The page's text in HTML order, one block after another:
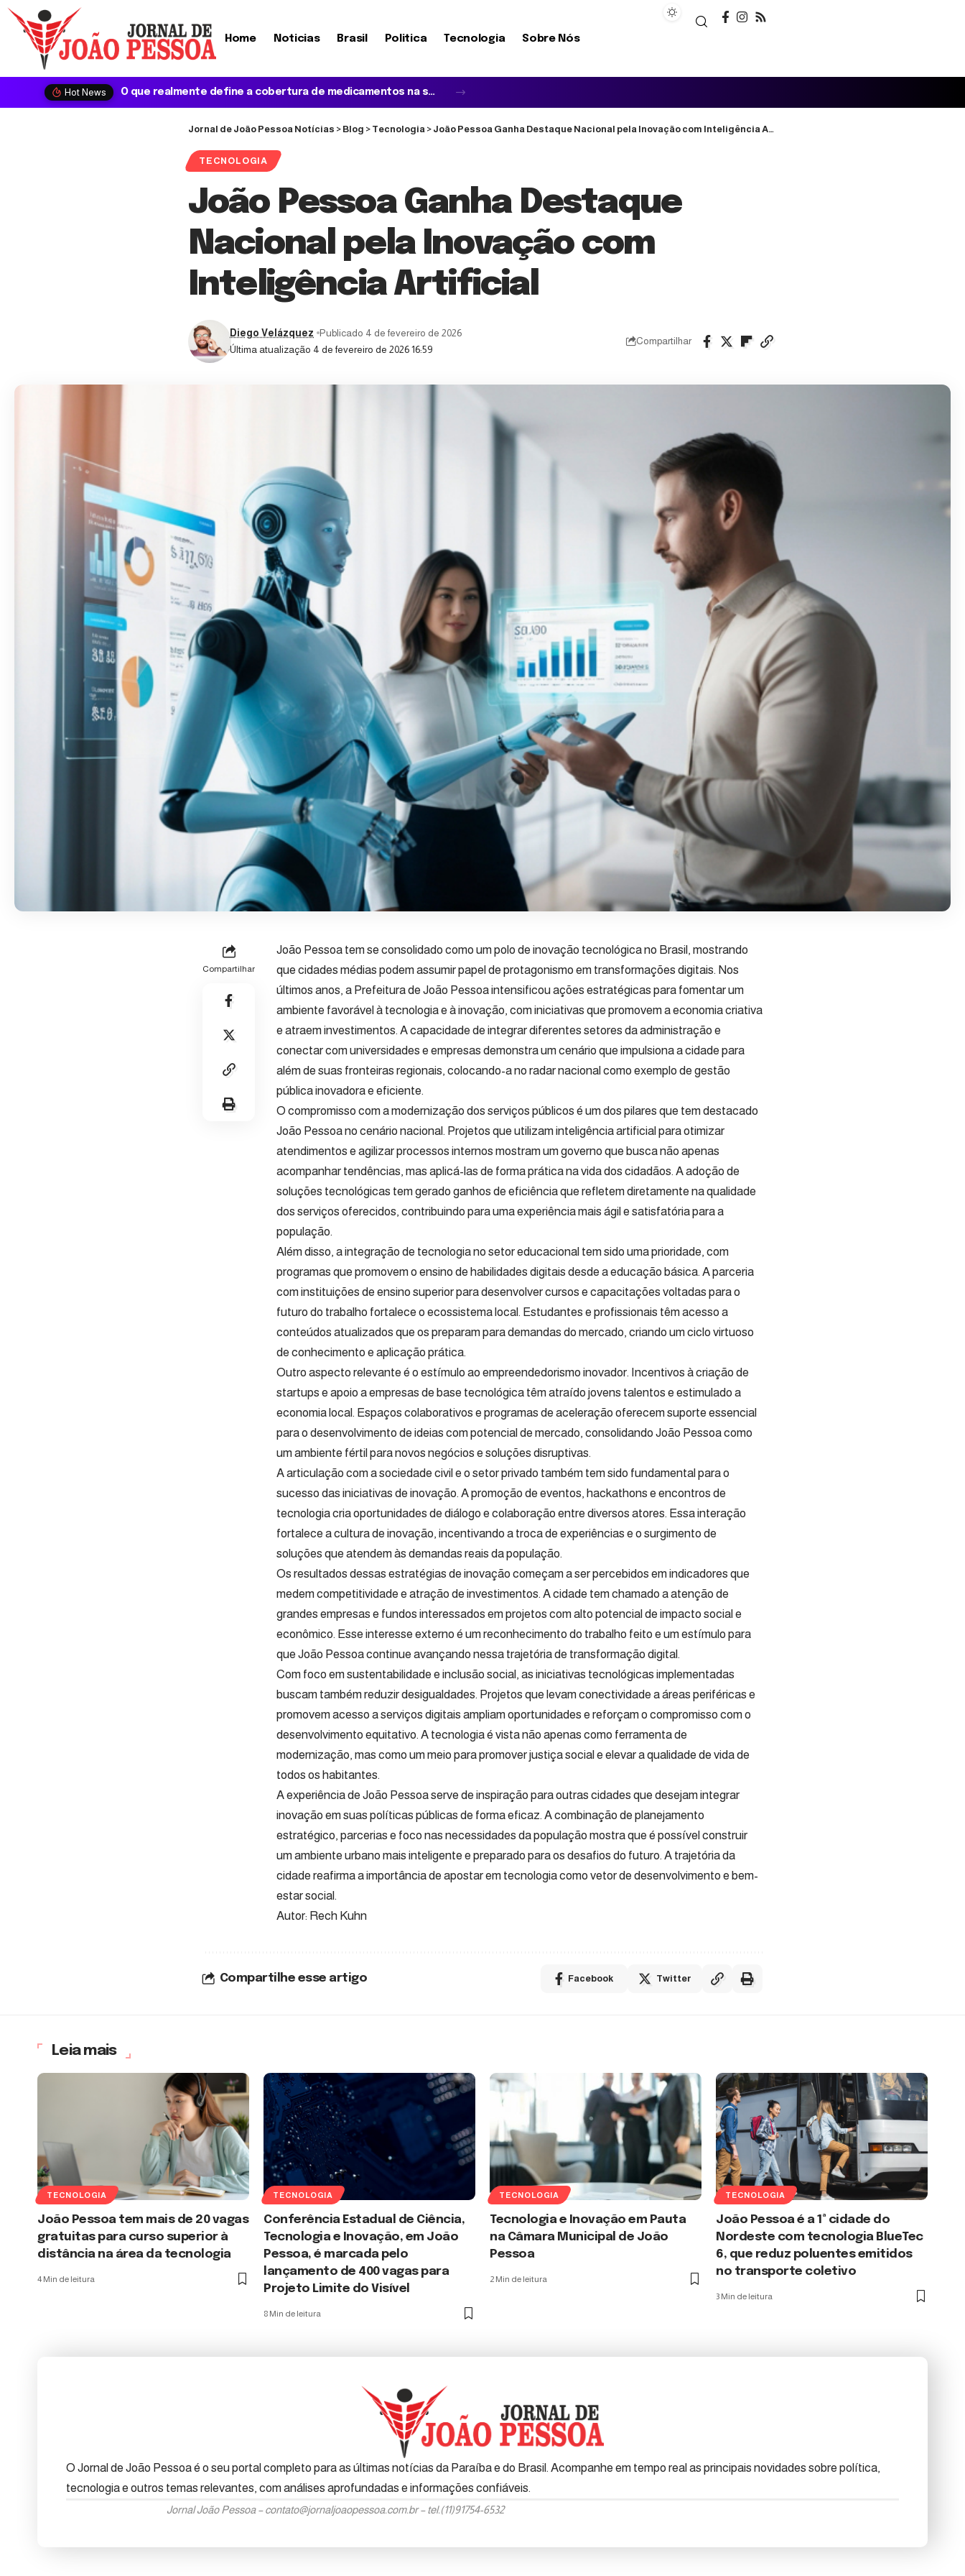
Home Noticias Brasil Politica Tecnologia Sobre Nós
Hot News Quando o idoso não reconhece a família e acredita em impostores: entenda a síndrome de Capgras
Jornal de João Pessoa Notícias > Blog > Tecnologia > João Pessoa Ganha Destaque Nacional pela Inovação com Inteligência Artificial
TECNOLOGIA
João Pessoa Ganha Destaque
Nacional pela Inovação com
Inteligência Artificial
Última atualização 4 de fevereiro de 2026 16:59
Diego Velázquez Publicado 4 de fevereiro de 2026
Compartilhar
Compartilhar
João Pessoa tem se consolidado como um polo de inovação tecnológica no Brasil, mostrando
que cidades médias podem assumir papel de protagonismo em transformações digitais. Nos
últimos anos, a Prefeitura de João Pessoa intensificou ações estratégicas para fomentar um
ambiente favorável à tecnologia e à inovação, com iniciativas que promovem a economia criativa
e atraem investimentos. A capacidade de integrar diferentes setores da administração e
conectar com universidades e empresas demonstra um cenário que impulsiona a cidade para
além de suas fronteiras regionais, colocando-a no radar nacional como exemplo de gestão
pública inovadora e eficiente.
O compromisso com a modernização dos serviços públicos é um dos pilares que tem destacado
João Pessoa no cenário nacional. Projetos que utilizam inteligência artificial para otimizar
atendimentos e agilizar processos internos mostram um governo que busca não apenas
acompanhar tendências, mas aplicá-las de forma prática na vida dos cidadãos. A adoção de
soluções tecnológicas tem gerado ganhos de eficiência que refletem diretamente na qualidade
dos serviços oferecidos, contribuindo para uma experiência mais ágil e satisfatória para a
população.
Além disso, a integração de tecnologia no setor educacional tem sido uma prioridade, com
programas que promovem o ensino de habilidades digitais desde a educação básica. A parceria
com instituições de ensino superior para desenvolver cursos e capacitações voltadas para o
futuro do trabalho fortalece o ecossistema local. Estudantes e profissionais têm acesso a
conteúdos atualizados que os preparam para demandas do mercado, criando um ciclo virtuoso
de conhecimento e aplicação prática.
Outro aspecto relevante é o estímulo ao empreendedorismo inovador. Incentivos à criação de
startups e apoio a empresas de base tecnológica têm atraído jovens talentos e estimulado a
economia local. Espaços colaborativos e programas de aceleração oferecem suporte essencial
para o desenvolvimento de ideias com potencial de mercado, consolidando João Pessoa como
um ambiente fértil para novos negócios e soluções disruptivas.
A articulação com a sociedade civil e o setor privado também tem sido fundamental para o
sucesso das iniciativas de inovação. A promoção de eventos, hackathons e encontros de
tecnologia cria oportunidades de diálogo e colaboração entre diversos atores. Essa interação
fortalece a cultura de inovação, incentivando a troca de experiências e o surgimento de
soluções que atendem às demandas reais da população.
Os resultados dessas estratégias de inovação começam a ser percebidos em indicadores que
medem competitividade e atração de investimentos. A cidade tem chamado a atenção de
grandes empresas e fundos interessados em projetos com alto potencial de impacto social e
econômico. Esse interesse externo é um reconhecimento do trabalho feito e um estímulo para
que João Pessoa continue avançando nessa trajetória de transformação digital.
Com foco em sustentabilidade e inclusão social, as iniciativas tecnológicas implementadas
buscam também reduzir desigualdades. Projetos que levam conectividade a áreas periféricas e
promovem acesso a serviços digitais ampliam oportunidades e reforçam o compromisso com o
desenvolvimento equitativo. A tecnologia é vista não apenas como ferramenta de
modernização, mas como um meio para promover justiça social e elevar a qualidade de vida de
todos os habitantes.
A experiência de João Pessoa serve de inspiração para outras cidades que desejam integrar
inovação em suas políticas públicas de forma eficaz. A combinação de planejamento
estratégico, parcerias e foco nas necessidades da população mostra que é possível construir
um ambiente urbano mais inteligente e preparado para os desafios do futuro. A trajetória da
cidade reafirma a importância de apostar em tecnologia como vetor de desenvolvimento e bem-
estar social.
Autor: Rech Kuhn
Compartilhe esse artigo Facebook Twitter
Leia mais
TECNOLOGIA
João Pessoa tem mais de 20 vagas
gratuitas para curso superior à
distância na área da tecnologia
4 Min de leitura
TECNOLOGIA
Conferência Estadual de Ciência,
Tecnologia e Inovação, em João
Pessoa, é marcada pelo
lançamento de 400 vagas para
Projeto Limite do Visível
8 Min de leitura
TECNOLOGIA
Tecnologia e Inovação em Pauta
na Câmara Municipal de João
Pessoa
2 Min de leitura
TECNOLOGIA
João Pessoa é a 1ª cidade do
Nordeste com tecnologia BlueTec
6, que reduz poluentes emitidos
no transporte coletivo
3 Min de leitura
O Jornal de João Pessoa é o seu portal completo para as últimas notícias da Paraíba e do Brasil. Acompanhe em tempo real as principais novidades sobre política,
tecnologia e outros temas relevantes, com análises aprofundadas e informações confiáveis.
Jornal João Pessoa –contato@jornaljoaopessoa.com.br– tel.(11)91754-6532